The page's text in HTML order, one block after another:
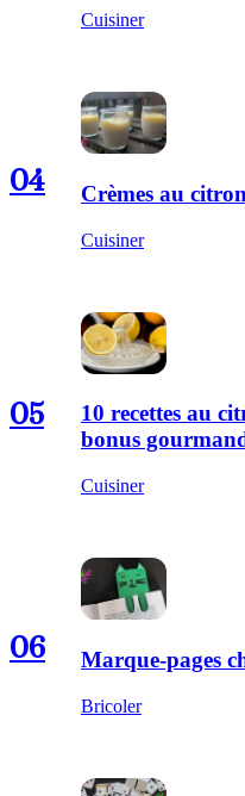
Cuisiner
04 Crèmes au
Cuisiner
05
10 recettes au
bonus
Cuisiner
06 Marque-pages
Bricoler